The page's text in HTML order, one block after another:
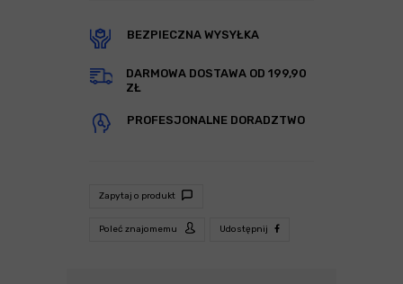
BEZPIECZNA WYSYŁKA
DARMOWA DOSTAWA OD 199,90
ZŁ
PROFESJONALNE DORADZTWO
Zapytaj o produkt
Poleć znajomemu Udostępnij